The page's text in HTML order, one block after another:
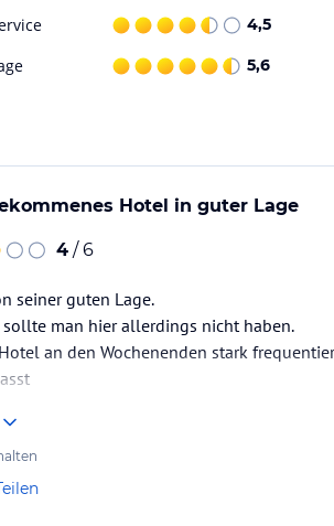
und einen Shuttle-Service ins
4,5
5,6
Hotel in guter Lage
4 / 6
seiner guten Lage.
sollte man hier allerdings nicht haben.
an den Wochenenden stark